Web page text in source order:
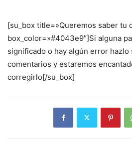
[su_box title=»Queremos saber tu
box_color=»#4043e9″]Si alguna
significado o hay algún error hazlo
comentarios y estaremos
corregirlo[/su_box]